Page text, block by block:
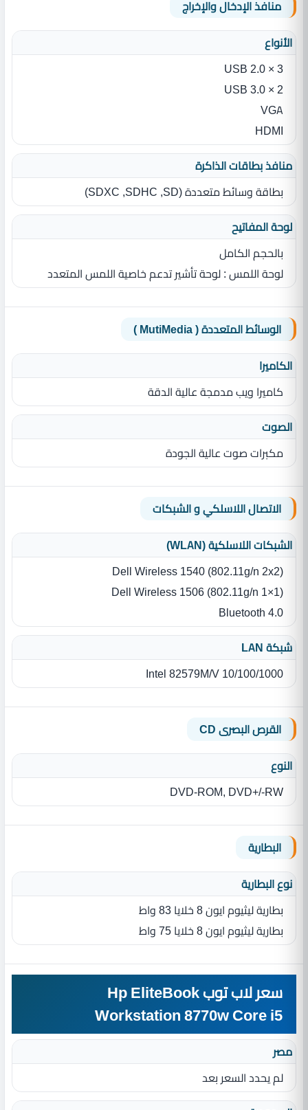
منافذ الإدخال والإخراج
الأنواع
3 × USB 2.0
2 × USB 3.0
VGA
HDMI
منافذ بطاقات الذاكرة
بطاقة وسائط متعددة ‏(‏SD‏,‏ SDHC‏,‏ SDXC‏)‏
لوحة المفاتيح
بالحجم الكامل
لوحة اللمس ‏: ‏لوحة تأشير تدعم خاصية اللمس المتعدد
الوسائط المتعددة ( MutiMedia )
الكاميرا
كاميرا ويب مدمجة عالية الدقة
الصوت
مكبرات صوت عالية الجودة
الاتصال اللاسلكي و الشبكات
الشبكات اللاسلكية (WLAN)
Dell Wireless 1540 (802.11g/n 2x2)
Dell Wireless 1506 (802.11g/n 1×1)
Bluetooth 4.0
شبكة LAN
Intel 82579M/V 10/100/1000
القرص البصرى CD
النوع
DVD-ROM, DVD+/-RW
البطارية
نوع البطارية‏
بطارية ليثيوم ايون 8 خلايا 83 واط
بطارية ليثيوم ايون 8 خلايا 75 واط
سعر لاب توب Hp EliteBook
Workstation 8770w Core i5
مصر
لم يحدد السعر بعد